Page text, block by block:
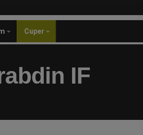
Cuper
IF